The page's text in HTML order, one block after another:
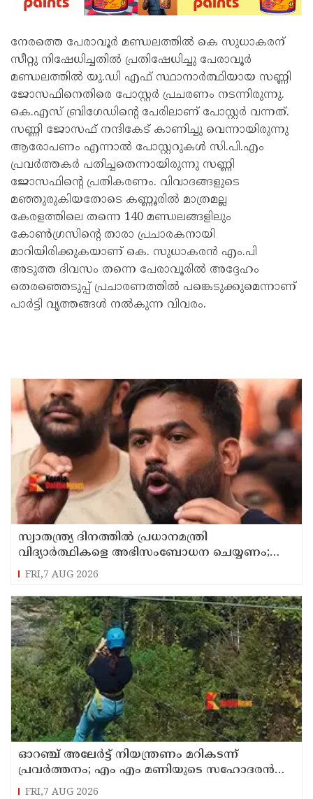
നേരത്തെ പേരാവൂർ മണ്ഡലത്തിൽ കെ സുധാകരന്
സീറ്റു നിഷേധിച്ചതിൽ പ്രതിഷേധിച്ചു പേരാവൂർ
മണ്ഡലത്തിൽ യു.ഡി എഫ് സ്ഥാനാർത്ഥിയായ സണ്ണി
ജോസഫിനെതിരെ പോസ്റ്റർ പ്രചരണം നടന്നിരുന്നു.
കെ.എസ് ബ്രിഗേഡിൻ്റെ പേരിലാണ് പോസ്റ്റർ വന്നത്.
സണ്ണി ജോസഫ് നന്ദികേട് കാണിച്ചു വെന്നായിരുന്നു
ആരോപണം എന്നാൽ പോസ്റ്ററുകൾ സി.പി.എം
പ്രവർത്തകർ പതിച്ചതെന്നായിരുന്നു സണ്ണി
ജോസഫിൻ്റെ പ്രതികരണം. വിവാദങ്ങളുടെ
മഞ്ഞുരുകിയതോടെ കണ്ണൂരിൽ മാത്രമല്ല
കേരളത്തിലെ തന്നെ 140 മണ്ഡലങ്ങളിലും
കോൺഗ്രസിൻ്റെ താരാ പ്രചാരകനായി
മാറിയിരിക്കുകയാണ് കെ. സുധാകരൻ എം.പി
അടുത്ത ദിവസം തന്നെ പേരാവൂരിൽ അദ്ദേഹം
തെരഞ്ഞെടുപ്പ് പ്രചാരണത്തിൽ പങ്കെടുക്കുമെന്നാണ്
പാർട്ടി വൃത്തങ്ങൾ നൽകുന്ന വിവരം.
സ്വാതന്ത്ര്യ ദിനത്തില്‍ പ്രധാനമന്ത്രി
വിദ്യാര്‍ത്ഥികളെ അഭിസംബോധന ചെയ്യണം;
ആവശ്യവുമായി അഭിജീത് ദീപ്കെ
FRI,7 AUG 2026
ഓറഞ്ച് അലേര്‍ട്ട് നിയന്ത്രണം മറികടന്ന്
പ്രവര്‍ത്തനം; എം എം മണിയുടെ സഹോദരന്‍
നടത്തുന്ന സിപ് ലൈന്‍ പൂട്ടിച്ച് അധികൃതര്‍
FRI,7 AUG 2026